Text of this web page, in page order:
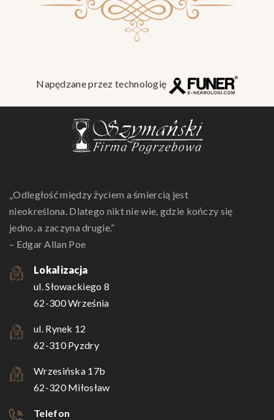
Napędzane przez technologię
„Odległość między życiem a śmiercią jest
nieokreślona. Dlatego nikt nie wie, gdzie kończy się
jedno, a zaczyna drugie.”
– Edgar Allan Poe
Lokalizacja
ul. Słowackiego 8
62-300 Września
ul. Rynek 12
62-310 Pyzdry
Wrzesińska 17b
62-320 Miłosław
Telefon